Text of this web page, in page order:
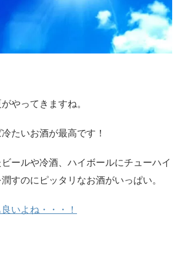
やってきますね。
たいお酒が最高です！
ールや冷酒、ハイボールにチューハイ
すのにピッタリなお酒がいっぱい。
いよね・・・！